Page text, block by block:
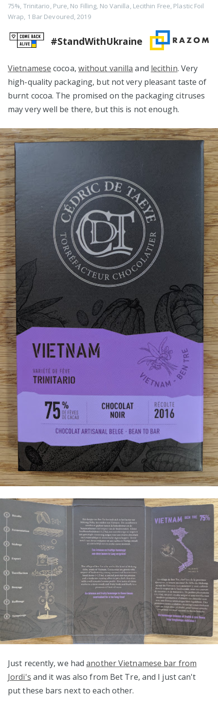
75%, Trinitario, Pure, No Filling, No Vanilla, Lecithin Free, Plastic Foil
Wrap, 1 Bar Devoured,2019
#StandWithUkraine
Vietnamese cocoa, without vanilla and lecithin. Very
high-quality packaging, but not very pleasant taste of
burnt cocoa. The promised on the packaging citruses
may very well be there, but this is not enough.
Just recently, we hadanother Vietnamese bar from
Jordi's and it was also from Bet Tre, and I just can't
put these bars next to each other.